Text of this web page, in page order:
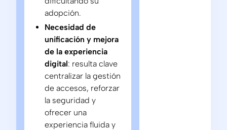
adopción.
Necesidad de
unificación y mejora
de la experiencia
digital: resulta clave
centralizar la gestión
de accesos, reforzar
la seguridad y
ofrecer una
experiencia fluida y